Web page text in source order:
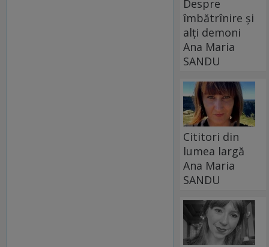
Despre
îmbătrînire și
alți demoni
Ana Maria
SANDU
Cititori din
lumea largă
Ana Maria
SANDU